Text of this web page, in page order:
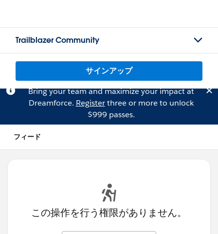
Trailblazer Community
サインアップ
Bring your team and maximize your impact at
Dreamforce. Registerthree or more to unlock
$999 passes.
フィード
この操作を行う権限がありません。